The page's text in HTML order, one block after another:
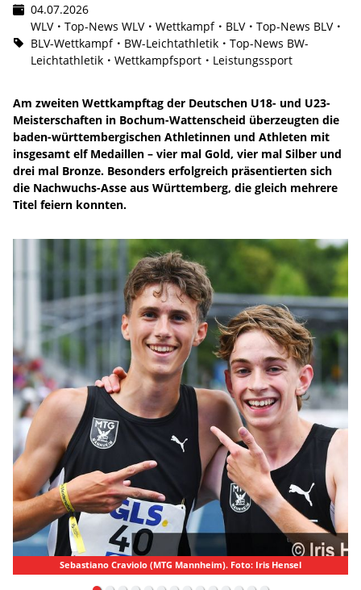
04.07.2026
WLV
Top-News WLV Wettkampf BLV
Top-News BLV
BLV-Wettkampf
BW-Leichtathletik
Top-News BW-
Leichtathletik
Wettkampfsport Leistungssport
Am zweiten Wettkampftag der Deutschen U18- und U23-
Meisterschaften in Bochum-Wattenscheid überzeugten die
baden-württembergischen Athletinnen und Athleten mit
insgesamt elf Medaillen – vier mal Gold, vier mal Silber und
drei mal Bronze. Besonders erfolgreich präsentierten sich
die Nachwuchs-Asse aus Württemberg, die gleich mehrere
Titel feiern konnten.
Foto: Iris Hensel Doppel-Meister Clesio De Carvalho (LG